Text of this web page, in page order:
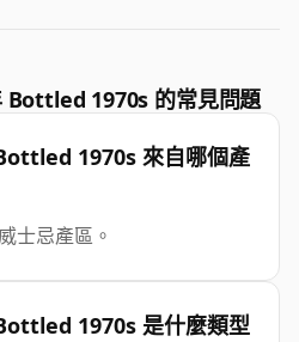
1970s 的常見問題
1970s 來自哪個產
威士忌產區。
1970s 是什麼類型